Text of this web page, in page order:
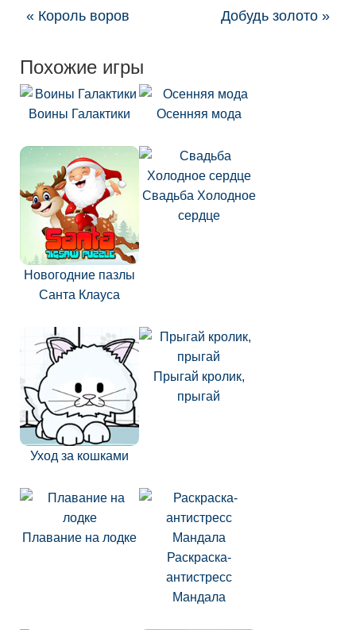
« Король воров Добудь золото »
Похожие игры
Воины Галактики Осенняя мода
Новогодние пазлы
Санта Клауса
Свадьба Холодное
сердце
Уход за кошками
Прыгай кролик,
прыгай
Плавание на лодке
Раскраска-
антистресс
Мандала